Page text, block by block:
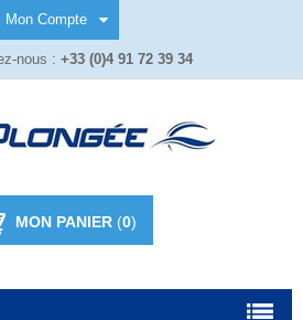
Mon Compte
nous : +33 (0)4 91 72 39 34
MON PANIER(0)